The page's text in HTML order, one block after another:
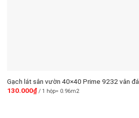
Gạch lát sân vườn 40×40 Prime 9232 vân đá
130.000₫/ 1 hộp= 0.96m2